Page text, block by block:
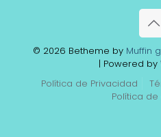
© 2026 Betheme by Muffin
| Powered by
Política de Privacidad
Política